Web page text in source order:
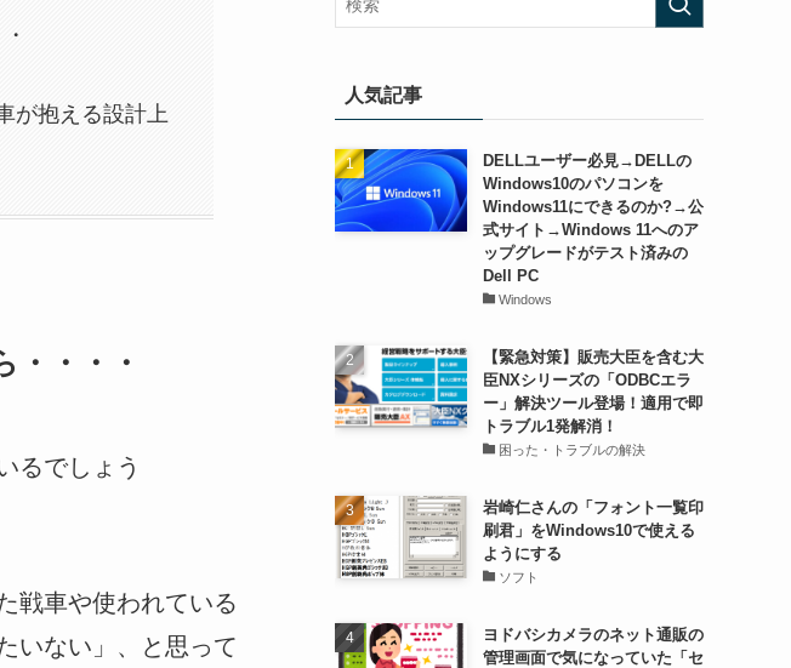
が抱える設計上
・・・
るでしょう
戦車や使われている
いない」、と思って
人気記事
DELLユーザー必見→DELLの
Windows10のパソコンを
Windows11にできるのか?→公
式サイト→Windows 11へのア
ップグレードがテスト済みの
Dell PC
Windows
【緊急対策】販売大臣を含む大
臣NXシリーズの「ODBCエラ
ー」解決ツール登場！適用で即
トラブル1発解消！
困った・トラブルの解決
岩崎仁さんの「フォント一覧印
刷君」をWindows10で使える
ようにする
ソフト
ヨドバシカメラのネット通販の
管理画面で気になっていた「セ